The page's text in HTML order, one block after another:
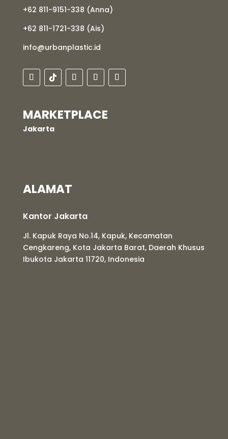
+62 811-9151-338 (Anna)
+62 811-1721-338 (Ais)
info@urbanplastic.id
MARKETPLACE
Jakarta
ALAMAT
Kantor Jakarta
Jl. Kapuk Raya No.14, Kapuk, Kecamatan
Cengkareng, Kota Jakarta Barat, Daerah Khusus
Ibukota Jakarta 11720, Indonesia